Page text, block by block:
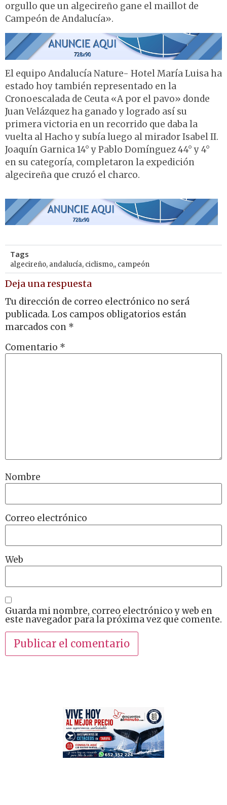
orgullo que un algecireño gane el maillot de
Campeón de Andalucía».
El equipo Andalucía Nature- Hotel María Luisa ha
estado hoy también representado en la
Cronoescalada de Ceuta «A por el pavo» donde
Juan Velázquez ha ganado y logrado así su
primera victoria en un recorrido que daba la
vuelta al Hacho y subía luego al mirador Isabel II.
Joaquín Garnica 14° y Pablo Domínguez 44° y 4°
en su categoría, completaron la expedición
algecireña que cruzó el charco.
Tags
algecireño, andalucía, ciclismo,, campeón
Deja una respuesta
Tu dirección de correo electrónico no será
publicada. Los campos obligatorios están
marcados con *
Comentario *
Nombre
Correo electrónico
Web
Guarda mi nombre, correo electrónico y web en
este navegador para la próxima vez que comente.